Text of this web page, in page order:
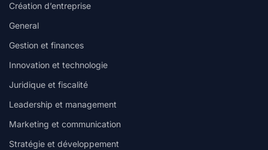
Création d’entreprise
General
Gestion et finances
Innovation et technologie
Juridique et fiscalité
Leadership et management
Marketing et communication
Stratégie et développement